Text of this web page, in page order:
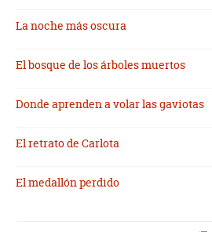
La noche más oscura
El bosque de los árboles muertos
Donde aprenden a volar las gaviotas
El retrato de Carlota
El medallón perdido